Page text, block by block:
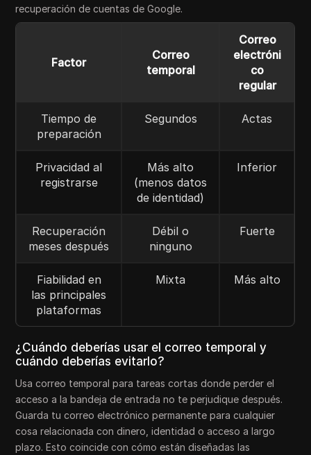
recuperación de cuentas de Google.
Factor
Correo
temporal
Correo
electróni
co
regular
Tiempo de
preparación
Segundos Actas
Privacidad al
registrarse
Más alto
(menos datos
de identidad)
Inferior
Recuperación
meses después
Débil o
ninguno
Fuerte
Fiabilidad en
las principales
plataformas
Mixta Más alto
¿Cuándo deberías usar el correo temporal y
cuándo deberías evitarlo?
Usa correo temporal para tareas cortas donde perder el
acceso a la bandeja de entrada no te perjudique después.
Guarda tu correo electrónico permanente para cualquier
cosa relacionada con dinero, identidad o acceso a largo
plazo. Esto coincide con cómo están diseñadas las